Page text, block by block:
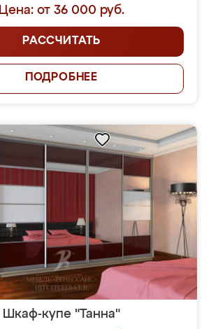
Цена: от 36 000 руб.
РАССЧИТАТЬ
ПОДРОБНЕЕ
Шкаф-купе "Танна"